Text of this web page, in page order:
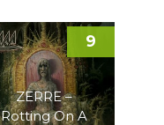
ZERRE –
Rotting On A
9